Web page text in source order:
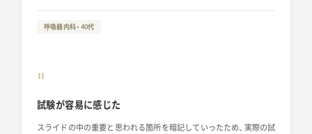
呼吸器内科・40代
“
試験が容易に感じた
スライドの中の重要と思われる箇所を暗記していったため、実際の試